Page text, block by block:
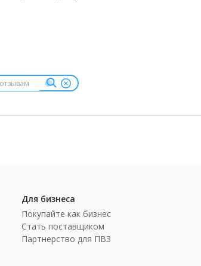
Для бизнеса
Покупайте как бизнес
Стать поставщиком
Партнерство для ПВЗ